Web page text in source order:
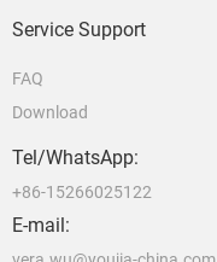
Service Support
FAQ
Download
Tel/WhatsApp:
+86-15266025122
E-mail: